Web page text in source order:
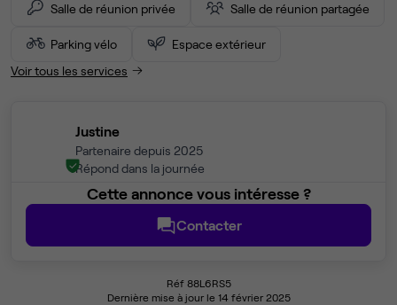
Salle de réunion privée Salle de réunion partagée
Parking vélo
Espace extérieur
Voir tous les services
Justine
Partenaire depuis 2025
Répond dans la journée
Cette annonce vous intéresse ?
Contacter
Réf 88L6RS5
Dernière mise à jour le 14 février 2025